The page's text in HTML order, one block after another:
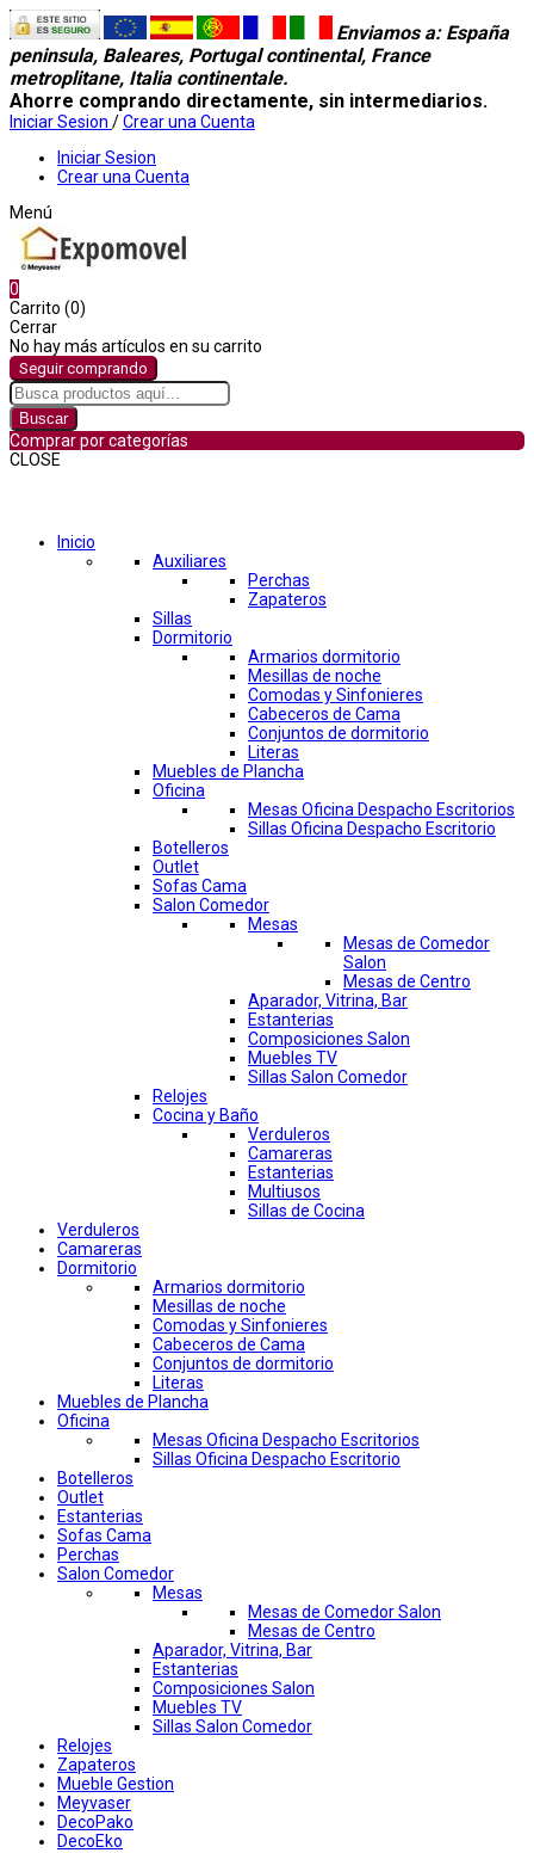
Enviamos a: España
peninsula, Baleares, Portugal continental, France
metroplitane, Italia continentale.
Ahorre comprando directamente, sin intermediarios.
Iniciar Sesion /Crear una Cuenta
Iniciar Sesion
Crear una Cuenta
Menú
0
Carrito (0)
Cerrar
No hay más artículos en su carrito
Seguir comprando
Buscar
Comprar por categorías
CLOSE
Inicio
Auxiliares
Perchas
Zapateros
Sillas
Dormitorio
Armarios dormitorio
Mesillas de noche
Comodas y Sinfonieres
Cabeceros de Cama
Conjuntos de dormitorio
Literas
Muebles de Plancha
Oficina
Mesas Oficina Despacho Escritorios
Sillas Oficina Despacho Escritorio
Botelleros
Outlet
Sofas Cama
Salon Comedor
Mesas
Mesas de Comedor
Salon
Mesas de Centro
Aparador, Vitrina, Bar
Estanterias
Composiciones Salon
Muebles TV
Sillas Salon Comedor
Relojes
Cocina y Baño
Verduleros
Camareras
Estanterias
Multiusos
Sillas de Cocina
Verduleros
Camareras
Dormitorio
Armarios dormitorio
Mesillas de noche
Comodas y Sinfonieres
Cabeceros de Cama
Conjuntos de dormitorio
Literas
Muebles de Plancha
Oficina
Mesas Oficina Despacho Escritorios
Sillas Oficina Despacho Escritorio
Botelleros
Outlet
Estanterias
Sofas Cama
Perchas
Salon Comedor
Mesas
Mesas de Comedor Salon
Mesas de Centro
Aparador, Vitrina, Bar
Estanterias
Composiciones Salon
Muebles TV
Sillas Salon Comedor
Relojes
Zapateros
Mueble Gestion
Meyvaser
DecoPako
DecoEko